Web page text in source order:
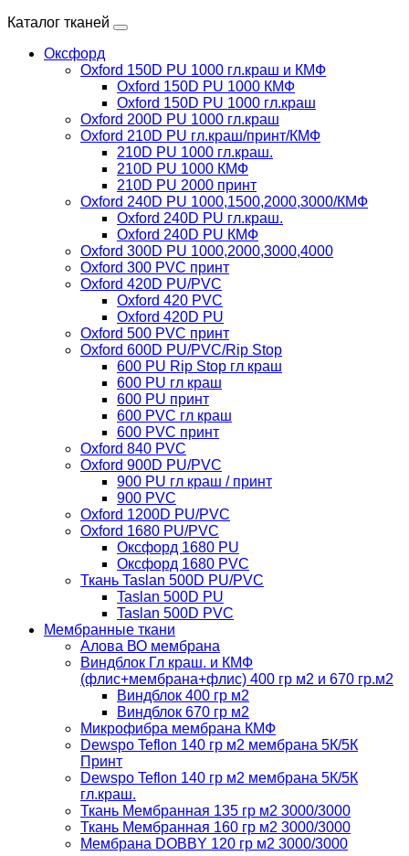
Каталог тканей
Оксфорд
Oxford 150D PU 1000 гл.краш и КМФ
Oxford 150D PU 1000 КМФ
Oxford 150D PU 1000 гл.краш
Oxford 200D PU 1000 гл.краш
Oxford 210D PU гл.краш/принт/КМФ
210D PU 1000 гл.краш.
210D PU 1000 КМФ
210D PU 2000 принт
Oxford 240D PU 1000,1500,2000,3000/КМФ
Oxford 240D PU гл.краш.
Oxford 240D PU КМФ
Oxford 300D PU 1000,2000,3000,4000
Oxford 300 PVC принт
Oxford 420D PU/PVC
Oxford 420 PVC
Oxford 420D PU
Oxford 500 PVC принт
Oxford 600D PU/PVC/Rip Stop
600 PU Rip Stop гл краш
600 PU гл краш
600 PU принт
600 PVC гл краш
600 PVC принт
Oxford 840 PVC
Oxford 900D PU/PVC
900 PU гл краш / принт
900 PVC
Oxford 1200D PU/PVC
Oxford 1680 PU/PVC
Оксфорд 1680 PU
Оксфорд 1680 PVC
Ткань Taslan 500D PU/PVC
Taslan 500D PU
Taslan 500D PVC
Мембранные ткани
Алова ВО мембрана
Виндблок Гл краш. и КМФ
(флис+мембрана+флис) 400 гр м2 и 670 гр.м2
Виндблок 400 гр м2
Виндблок 670 гр м2
Микрофибра мембрана КМФ
Dewspo Teflon 140 гр м2 мембрана 5К/5К
Принт
Dewspo Teflon 140 гр м2 мембрана 5К/5К
гл.краш.
Ткань Мембранная 135 гр м2 3000/3000
Ткань Мембранная 160 гр м2 3000/3000
Мембрана DOBBY 120 гр м2 3000/3000